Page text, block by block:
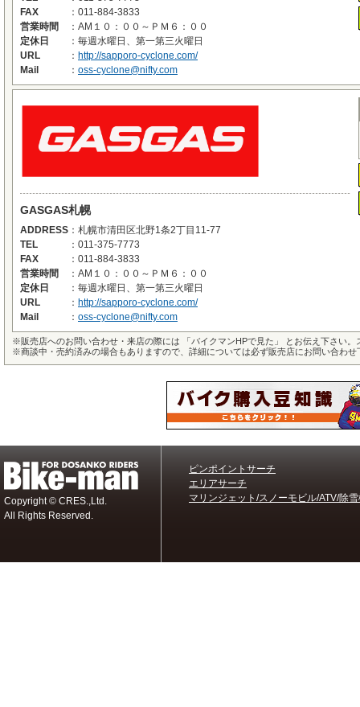
FAX
： 011-884-3833
営業時間
： AM１０：００～ＰＭ６：００
定休日
： 毎週水曜日、第一第三火曜日
URL
： http://sapporo-cyclone.com/
Mail
： oss-cyclone@nifty.com
GASGAS札幌
ADDRESS ： 札幌市清田区北野1条2丁目11-77
TEL
： 011-375-7773
FAX
： 011-884-3833
営業時間
： AM１０：００～ＰＭ６：００
定休日
： 毎週水曜日、第一第三火曜日
URL
： http://sapporo-cyclone.com/
Mail
： oss-cyclone@nifty.com
※販売店へのお問い合わせ・来店の際には 「バイクマンHPで見た」 とお伝え下さい
※商談中・売約済みの場合もありますので、詳細については必ず販売店にお問い合わせ
Copyright © CRES.,Ltd.
All Rights Reserved.
ピンポイントサーチ
エリアサーチ
マリンジェット/スノーモビル/ATV/除